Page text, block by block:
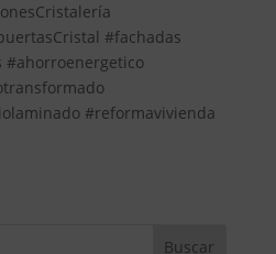
#fachadas
#ahorroenergetico
#reformavivienda